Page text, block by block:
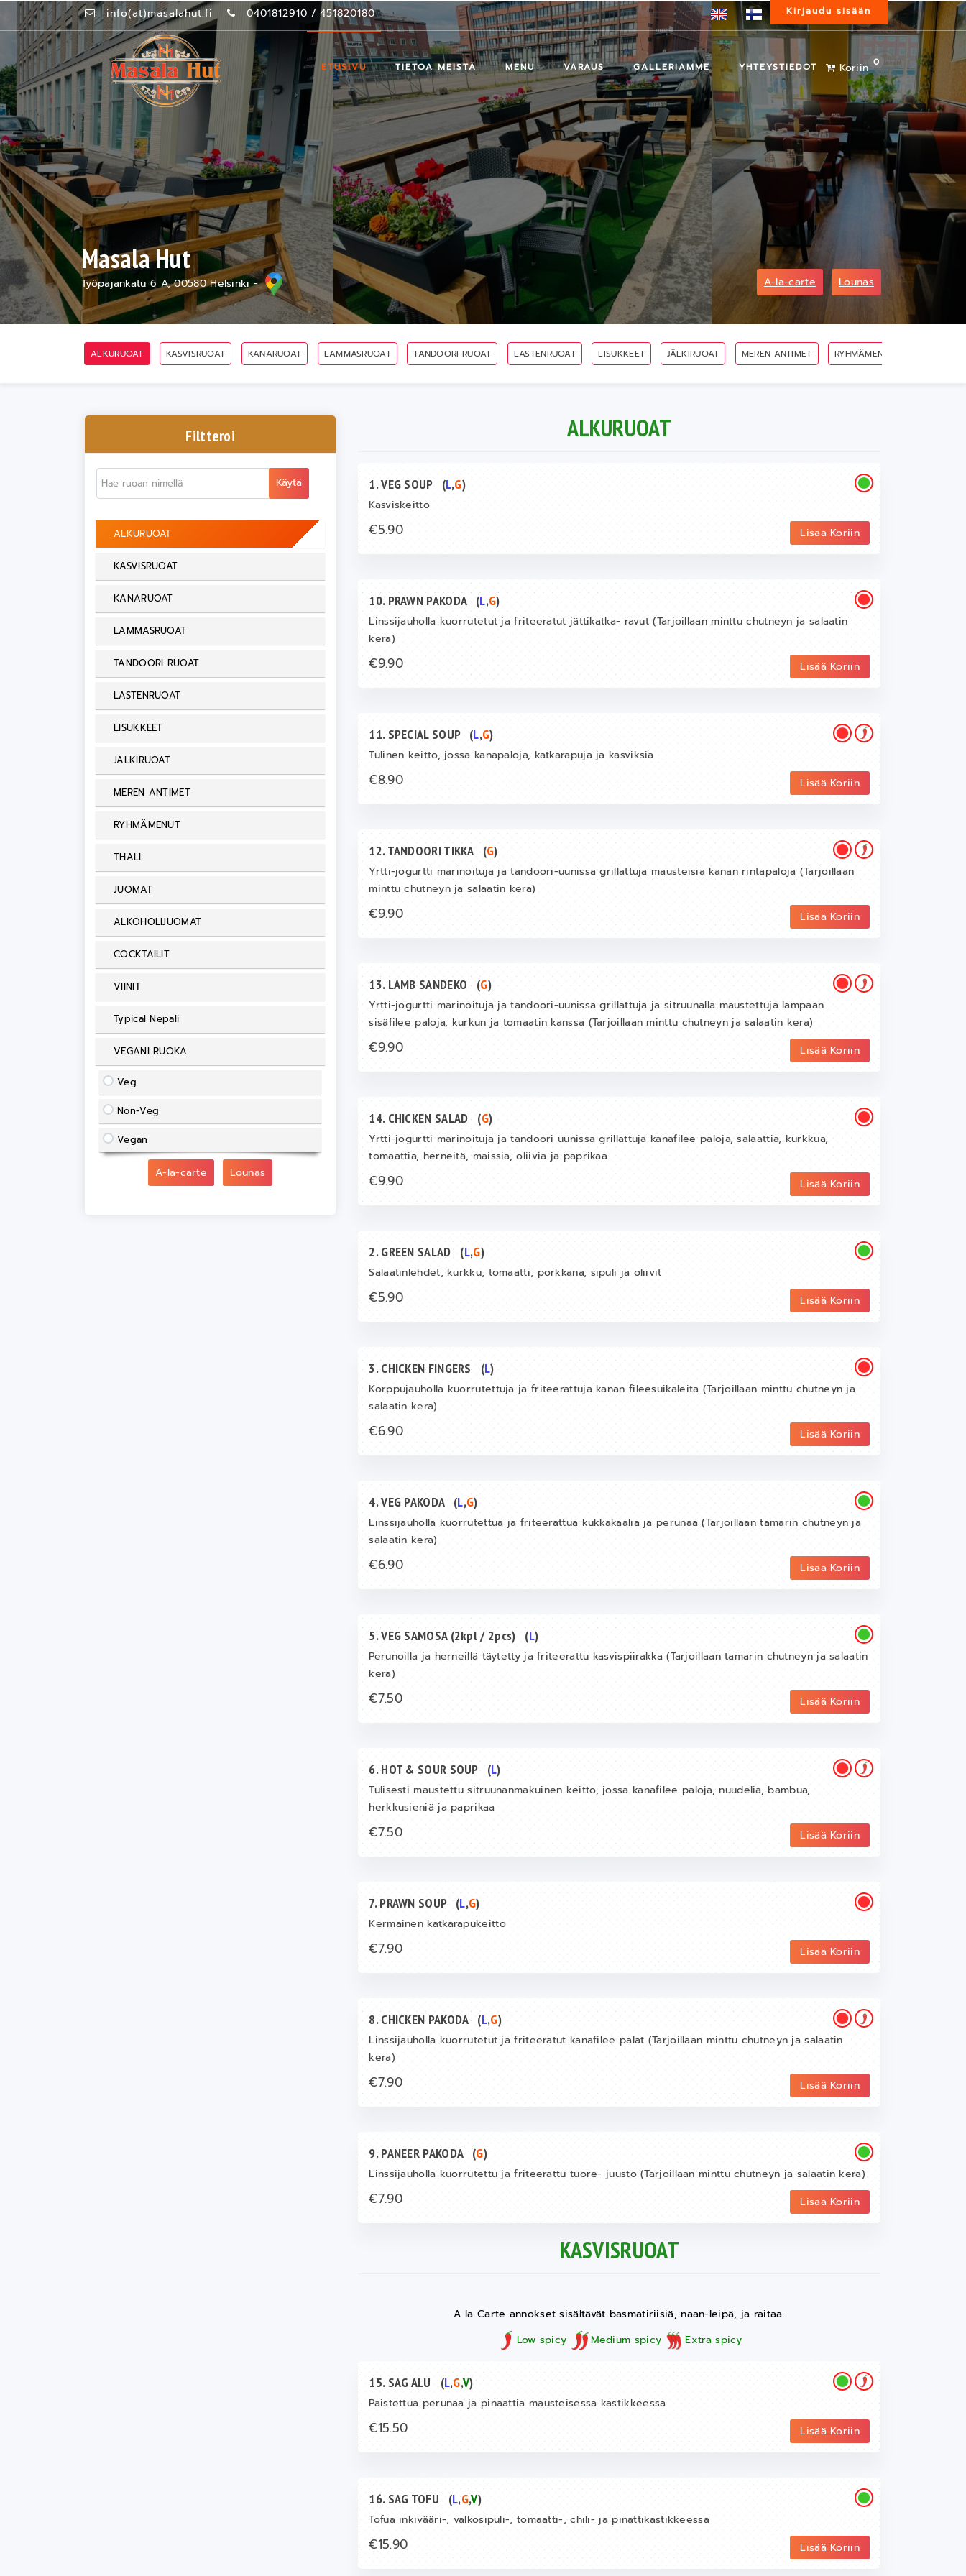
info(at)masalahut.fi 0401812910 /451820180 Kirjaudu sisään
ETUSIVU TIETOA MEISTÄ MENU VARAUS GALLERIAMME YHTEYSTIEDOT Koriin0
Masala Hut
Työpajankatu 6 A, 00580 Helsinki - A-la-carte Lounas
ALKURUOAT KASVISRUOAT KANARUOAT LAMMASRUOAT TANDOORI RUOAT LASTENRUOAT LISUKKEET JÄLKIRUOAT MEREN ANTIMET RYHMÄMENUT
Filtteroi
Käytä
ALKURUOAT
KASVISRUOAT
KANARUOAT
LAMMASRUOAT
TANDOORI RUOAT
LASTENRUOAT
LISUKKEET
JÄLKIRUOAT
MEREN ANTIMET
RYHMÄMENUT
THALI
JUOMAT
ALKOHOLIJUOMAT
COCKTAILIT
VIINIT
Typical Nepali
VEGANI RUOKA
Veg
Non-Veg
Vegan
A-la-carte Lounas
ALKURUOAT
1. VEG SOUP (L,G)
Kasviskeitto
€5.90 Lisää Koriin
10. PRAWN PAKODA (L,G)
Linssijauholla kuorrutetut ja friteeratut jättikatka- ravut (Tarjoillaan minttu chutneyn ja salaatin
kera)
€9.90 Lisää Koriin
11. SPECIAL SOUP(L,G)
Tulinen keitto, jossa kanapaloja, katkarapuja ja kasviksia
€8.90 Lisää Koriin
12. TANDOORI TIKKA (G)
Yrtti-jogurtti marinoituja ja tandoori-uunissa grillattuja mausteisia kanan rintapaloja (Tarjoillaan
minttu chutneyn ja salaatin kera)
€9.90 Lisää Koriin
13. LAMB SANDEKO (G)
Yrtti-jogurtti marinoituja ja tandoori-uunissa grillattuja ja sitruunalla maustettuja lampaan
sisäfilee paloja, kurkun ja tomaatin kanssa (Tarjoillaan minttu chutneyn ja salaatin kera)
€9.90 Lisää Koriin
14. CHICKEN SALAD (G)
Yrtti-jogurtti marinoituja ja tandoori uunissa grillattuja kanafilee paloja, salaattia, kurkkua,
tomaattia, herneitä, maissia, oliivia ja paprikaa
€9.90 Lisää Koriin
2. GREEN SALAD (L,G)
Salaatinlehdet, kurkku, tomaatti, porkkana, sipuli ja oliivit
€5.90 Lisää Koriin
3. CHICKEN FINGERS (L)
Korppujauholla kuorrutettuja ja friteerattuja kanan fileesuikaleita (Tarjoillaan minttu chutneyn ja
salaatin kera)
€6.90 Lisää Koriin
4. VEG PAKODA(L,G)
Linssijauholla kuorrutettua ja friteerattua kukkakaalia ja perunaa (Tarjoillaan tamarin chutneyn ja
salaatin kera)
€6.90 Lisää Koriin
5. VEG SAMOSA (2kpl / 2pcs) (L)
Perunoilla ja herneillä täytetty ja friteerattu kasvispiirakka (Tarjoillaan tamarin chutneyn ja salaatin
kera)
€7.50 Lisää Koriin
6. HOT & SOUR SOUP (L)
Tulisesti maustettu sitruunanmakuinen keitto, jossa kanafilee paloja, nuudelia, bambua,
herkkusieniä ja paprikaa
€7.50 Lisää Koriin
7. PRAWN SOUP(L,G)
Kermainen katkarapukeitto
€7.90 Lisää Koriin
8. CHICKEN PAKODA (L,G)
Linssijauholla kuorrutetut ja friteeratut kanafilee palat (Tarjoillaan minttu chutneyn ja salaatin
kera)
€7.90 Lisää Koriin
9. PANEER PAKODA (G)
Linssijauholla kuorrutettu ja friteerattu tuore- juusto (Tarjoillaan minttu chutneyn ja salaatin kera)
€7.90 Lisää Koriin
KASVISRUOAT
A la Carte annokset sisältävät basmatiriisiä, naan-leipä, ja raitaa.
Low spicy
Medium spicy Extra spicy
15. SAG ALU(L,G,V)
Paistettua perunaa ja pinaattia mausteisessa kastikkeessa
€15.50 Lisää Koriin
16. SAG TOFU (L,G,V)
Tofua inkivääri-, valkosipuli-, tomaatti-, chili- ja pinattikastikkeessa
€15.90 Lisää Koriin